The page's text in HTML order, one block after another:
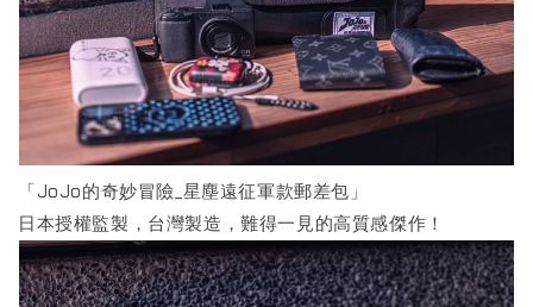
「JoJo的奇妙冒險_星塵遠征軍款郵差包」
日本授權監製，台灣製造，難得一見的高質感傑作！